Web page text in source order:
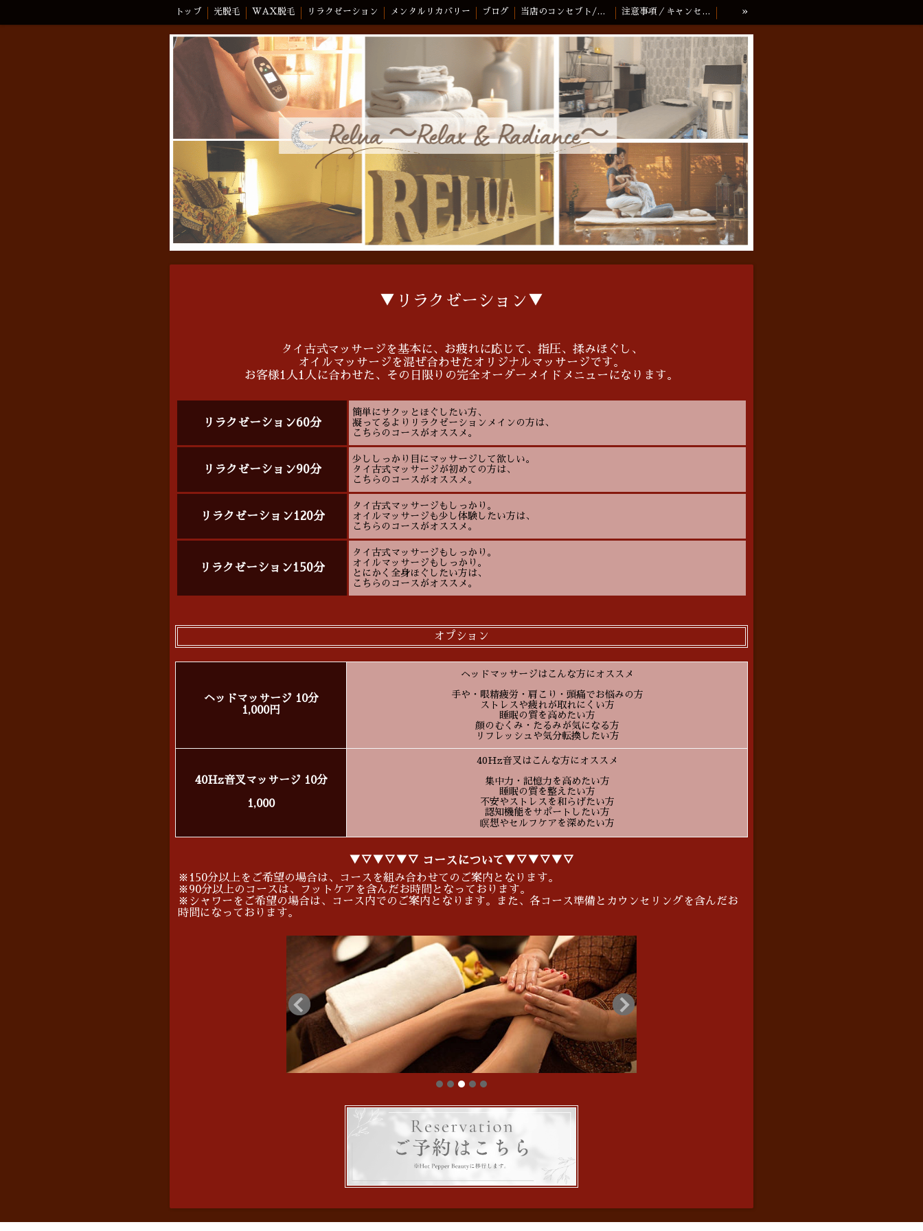
トップ 光脱毛 WAX脱毛 リラクゼーション メンタルリカバリー ブログ 当店のコンセプト/スタッフ紹介 注意事項／キャンセルポリシー
アクセス
»
▼リラクゼーション▼
タイ古式マッサージを基本に、お疲れに応じて、指圧、揉みほぐし、
オイルマッサージを混ぜ合わせたオリジナルマッサージです。
お客様1人1人に合わせた、その日限りの完全オーダーメイドメニューになります。
リラクゼーション60分
簡単にサクッとほぐしたい方、
凝ってるよりリラクゼーションメインの方は、
こちらのコースがオススメ。
リラクゼーション90分
少ししっかり目にマッサージして欲しい。
タイ古式マッサージが初めての方は、
こちらのコースがオススメ。
リラクゼーション120分
タイ古式マッサージもしっかり。
オイルマッサージも少し体験したい方は、
こちらのコースがオススメ。
リラクゼーション150分
タイ古式マッサージもしっかり。
オイルマッサージもしっかり。
とにかく全身ほぐしたい方は、
こちらのコースがオススメ。
オプション
ヘッドマッサージ 10分
1,000円
ヘッドマッサージはこんな方にオススメ
手や・眼精疲労・肩こり・頭痛でお悩みの方
ストレスや疲れが取れにくい方
睡眠の質を高めたい方
顔のむくみ・たるみが気になる方
リフレッシュや気分転換したい方
40Hz音叉マッサージ 10分
1,000
40Hz音叉はこんな方にオススメ
集中力・記憶力を高めたい方
睡眠の質を整えたい方
不安やストレスを和らげたい方
認知機能をサポートしたい方
瞑想やセルフケアを深めたい方
▼▽▼▽▼▽ コースについて▼▽▼▽▼▽
※150分以上をご希望の場合は、コースを組み合わせてのご案内となります。
※90分以上のコースは、フットケアを含んだお時間となっております。
※シャワーをご希望の場合は、コース内でのご案内となります。また、各コース準備とカウンセリングを含んだお
時間になっております。